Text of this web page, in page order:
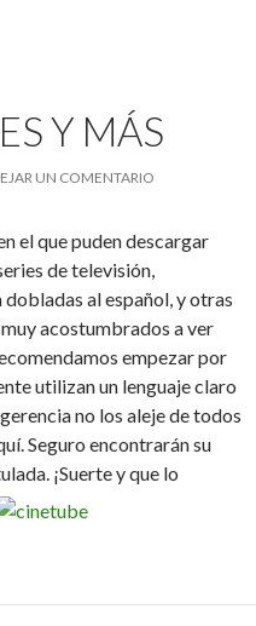
Y MÁS
UN COMENTARIO
el que puden descargar
de televisión,
al español, y otras
acostumbrados a ver
empezar por
utilizan un lenguaje claro
no los aleje de todos
Seguro encontrarán su
¡Suerte y que lo